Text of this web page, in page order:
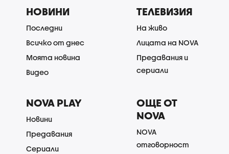
НОВИНИ
Последни
Всичко от днес
Моята новина
Видео
ТЕЛЕВИЗИЯ
На живо
Лицата на NOVA
Предавания и
сериали
NOVA PLAY
Новини
Предавания
Сериали
ОЩЕ ОТ
NOVA
NOVA
отговорност